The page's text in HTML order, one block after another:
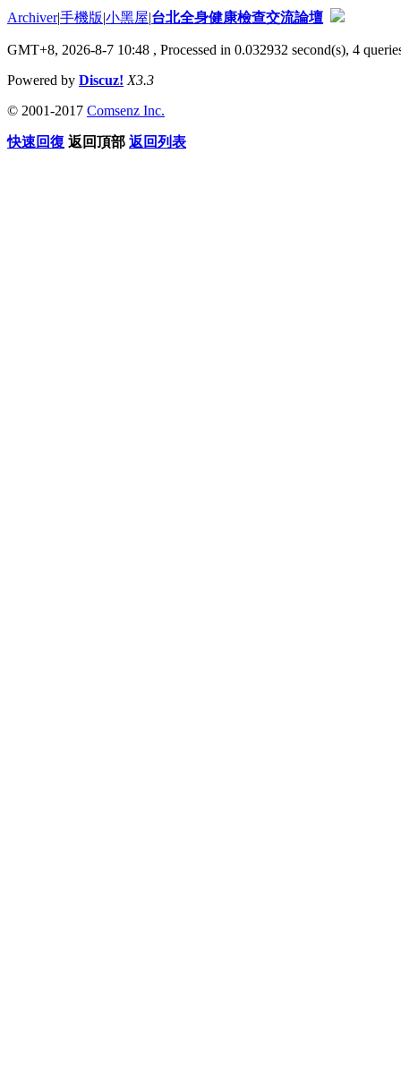
Archiver|手機版|小黑屋|台北全身健康檢查交流論壇
GMT+8, 2026-8-7 10:48 , Processed in 0.032932 second(s), 4
Powered by Discuz! X3.3
© 2001-2017 Comsenz Inc.
快速回復 返回頂部 返回列表